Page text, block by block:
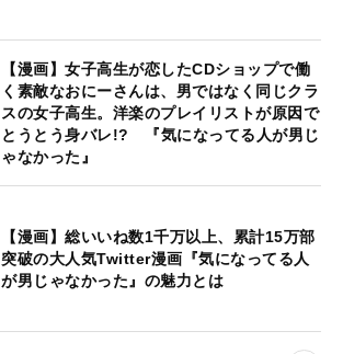
【漫画】女子高生が恋したCDショップで働
く素敵なおにーさんは、男ではなく同じクラ
スの女子高生。洋楽のプレイリストが原因で
とうとう身バレ!? 『気になってる人が男じ
ゃなかった』
【漫画】総いいね数1千万以上、累計15万部
突破の大人気Twitter漫画『気になってる人
が男じゃなかった』の魅力とは